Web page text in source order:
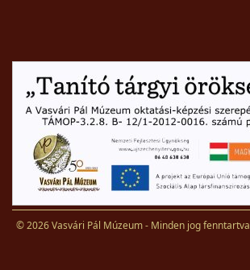
© 2026 Vasvári Pál Múzeum - Minden jog fenntartva